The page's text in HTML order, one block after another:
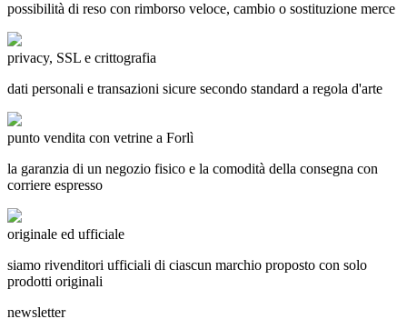
possibilità di reso con rimborso veloce, cambio o sostituzione merce
privacy, SSL e crittografia
dati personali e transazioni sicure secondo standard a regola d'arte
punto vendita con vetrine a Forlì
la garanzia di un negozio fisico e la comodità della consegna con
corriere espresso
originale ed ufficiale
siamo rivenditori ufficiali di ciascun marchio proposto con solo
prodotti originali
newsletter